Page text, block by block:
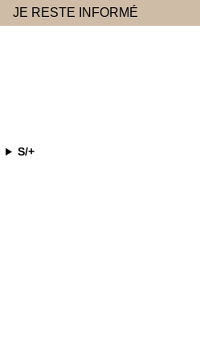
JE RESTE INFORMÉ
S/+